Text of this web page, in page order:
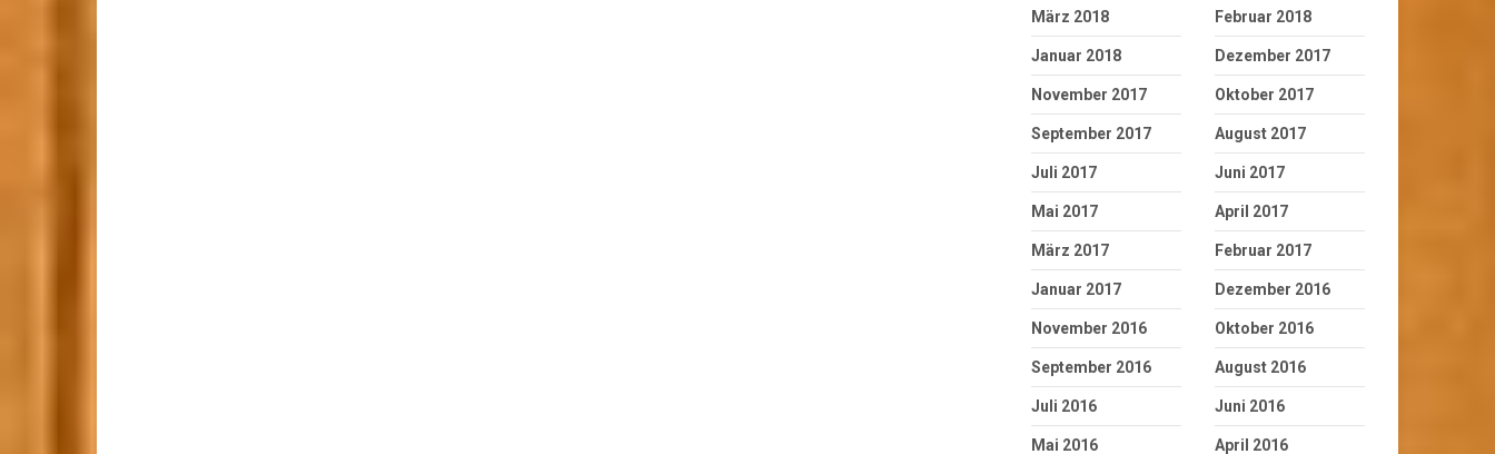
März 2018 Februar 2018
Januar 2018 Dezember 2017
November 2017 Oktober 2017
September 2017 August 2017
Juli 2017 Juni 2017
Mai 2017 April 2017
März 2017 Februar 2017
Januar 2017 Dezember 2016
November 2016 Oktober 2016
September 2016 August 2016
Juli 2016 Juni 2016
Mai 2016 April 2016